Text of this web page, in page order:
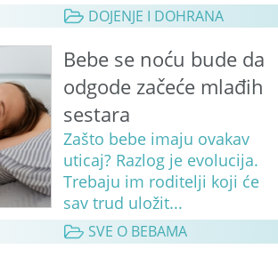
DOJENJE I DOHRANA
Bebe se noću bude da
odgode začeće mlađih
sestara
Zašto bebe imaju ovakav
uticaj? Razlog je evolucija.
Trebaju im roditelji koji će
sav trud uložit...
SVE O BEBAMA